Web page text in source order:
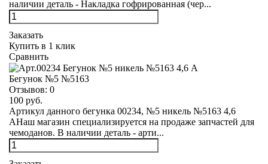
наличии деталь - Накладка гофрированная (чер...
Заказать
Купить в 1 клик
Сравнить
Бегунок №5 №5163
Отзывов: 0
100 руб.
Артикул данного бегунка 00234, №5 никель №5163 4,6
АНаш магазин специализируется на продаже запчастей для
чемоданов. В наличии деталь - арти...